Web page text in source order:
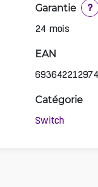
Garantie
?
24 mois
EAN
Catégorie
Switch